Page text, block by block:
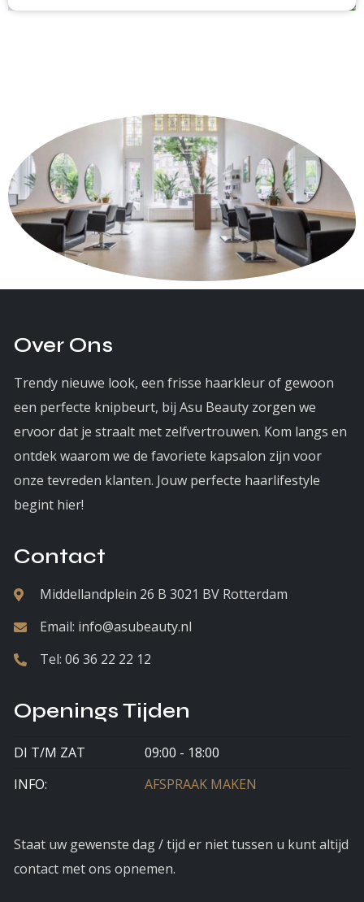
Over Ons
Trendy nieuwe look, een frisse haarkleur of gewoon
een perfecte knipbeurt, bij Asu Beauty zorgen we
ervoor dat je straalt met zelfvertrouwen. Kom langs en
ontdek waarom we de favoriete kapsalon zijn voor
onze tevreden klanten. Jouw perfecte haarlifestyle
begint hier!
Contact
Middellandplein 26 B 3021 BV Rotterdam
Email: info@asubeauty.nl
Tel: 06 36 22 22 12
Openings Tijden
DI T/M ZAT
09:00 - 18:00
INFO:
AFSPRAAK MAKEN
Staat uw gewenste dag / tijd er niet tussen u kunt altijd
contact met ons opnemen.